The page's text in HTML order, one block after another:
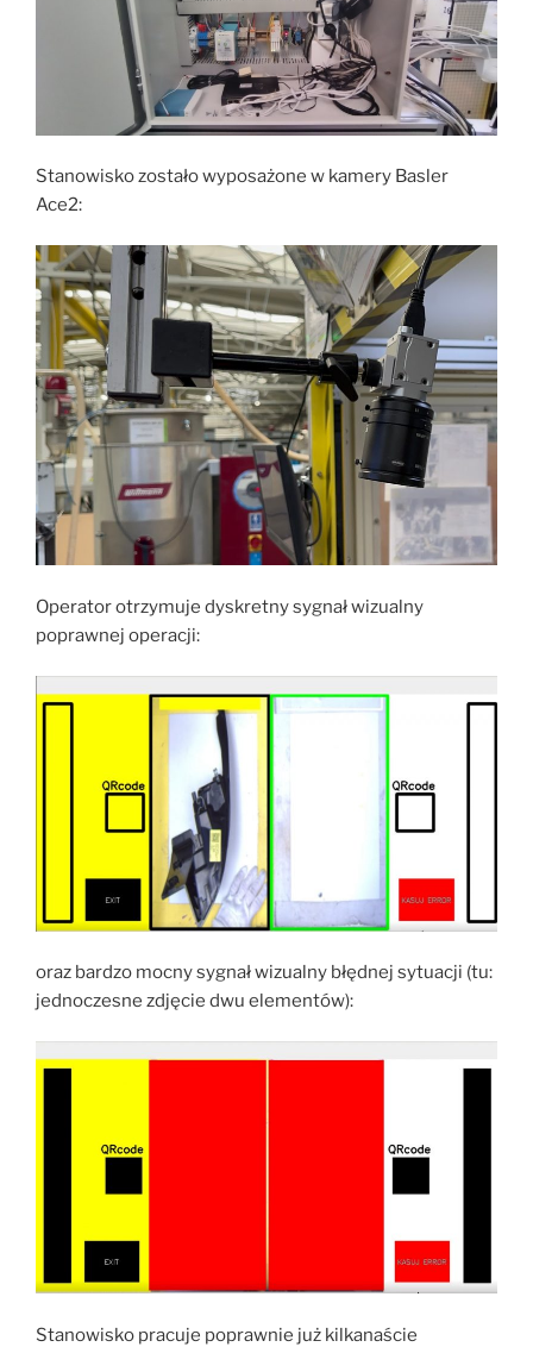
Stanowisko zostało wyposażone w kamery Basler
Ace2:
Operator otrzymuje dyskretny sygnał wizualny
poprawnej operacji:
oraz bardzo mocny sygnał wizualny błędnej sytuacji (tu:
jednoczesne zdjęcie dwu elementów):
Stanowisko pracuje poprawnie już kilkanaście